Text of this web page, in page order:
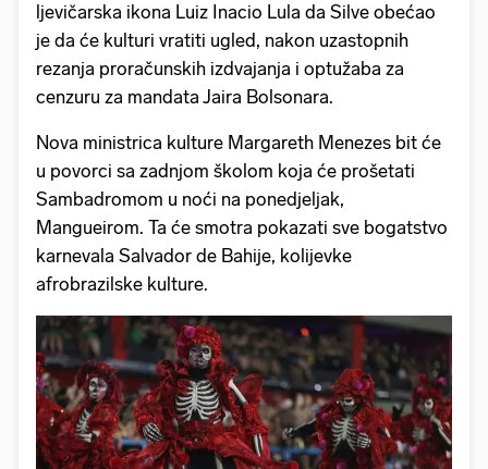
ljevičarska ikona Luiz Inacio Lula da Silve obećao
je da će kulturi vratiti ugled, nakon uzastopnih
rezanja proračunskih izdvajanja i optužaba za
cenzuru za mandata Jaira Bolsonara.
Nova ministrica kulture Margareth Menezes bit će
u povorci sa zadnjom školom koja će prošetati
Sambadromom u noći na ponedjeljak,
Mangueirom. Ta će smotra pokazati sve bogatstvo
karnevala Salvador de Bahije, kolijevke
afrobrazilske kulture.